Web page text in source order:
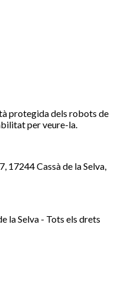
protegida dels robots de
per veure-la.
17244 Cassà de la Selva,
la Selva - Tots els drets